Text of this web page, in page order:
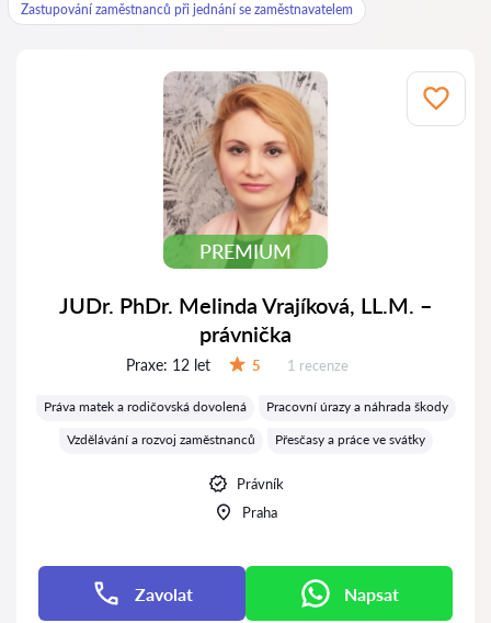
Zastupování zaměstnanců při jednání se zaměstnavatelem
PREMIUM
JUDr. PhDr. Melinda Vrajíková, LL.M. –
právnička
Praxe: 12 let 5 Recenzí:
1 recenze
Práva matek a rodičovská dovolená
Pracovní úrazy a náhrada škody
Vzdělávání a rozvoj zaměstnanců
Přesčasy a práce ve svátky
Právník
Praha
Zavolat Napsat